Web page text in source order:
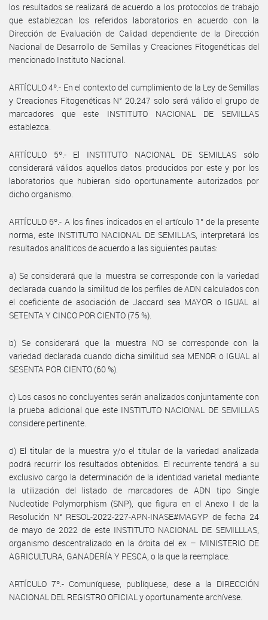
los resultados se realizará de acuerdo a los protocolos de trabajo
que establezcan los referidos laboratorios en acuerdo con la
Dirección de Evaluación de Calidad dependiente de la Dirección
Nacional de Desarrollo de Semillas y Creaciones Fitogenéticas del
mencionado Instituto Nacional.
ARTÍCULO 4º.- En el contexto del cumplimiento de la Ley de Semillas
y Creaciones Fitogenéticas N° 20.247 solo será válido el grupo de
marcadores que este INSTITUTO NACIONAL DE SEMILLAS
establezca.
ARTÍCULO 5º.- El INSTITUTO NACIONAL DE SEMILLAS sólo
considerará válidos aquellos datos producidos por este y por los
laboratorios que hubieran sido oportunamente autorizados por
dicho organismo.
ARTÍCULO 6º.- A los fines indicados en el artículo 1° de la presente
norma, este INSTITUTO NACIONAL DE SEMILLAS, interpretará los
resultados analíticos de acuerdo a las siguientes pautas:
a) Se considerará que la muestra se corresponde con la variedad
declarada cuando la similitud de los perfiles de ADN calculados con
el coeficiente de asociación de Jaccard sea MAYOR o IGUAL al
SETENTA Y CINCO POR CIENTO (75 %).
b) Se considerará que la muestra NO se corresponde con la
variedad declarada cuando dicha similitud sea MENOR o IGUAL al
SESENTA POR CIENTO (60 %).
c) Los casos no concluyentes serán analizados conjuntamente con
la prueba adicional que este INSTITUTO NACIONAL DE SEMILLAS
considere pertinente.
d) El titular de la muestra y/o el titular de la variedad analizada
podrá recurrir los resultados obtenidos. El recurrente tendrá a su
exclusivo cargo la determinación de la identidad varietal mediante
la utilización del listado de marcadores de ADN tipo Single
Nucleotide Polymorphism (SNP), que figura en el Anexo I de la
Resolución N° RESOL-2022-227-APN-INASE#MAGYP de fecha 24
de mayo de 2022 de este INSTITUTO NACIONAL DE SEMILLLAS,
organismo descentralizado en la órbita del ex – MINISTERIO DE
AGRICULTURA, GANADERÍA Y PESCA, o la que la reemplace.
ARTÍCULO 7º.- Comuníquese, publíquese, dese a la DIRECCIÓN
NACIONAL DEL REGISTRO OFICIAL y oportunamente archívese.